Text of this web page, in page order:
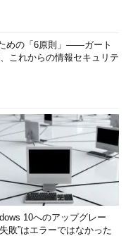
めの「6原則」――ガート
これからの情報セキュリテ
10へのアップグレー
敗”はエラーではなかった